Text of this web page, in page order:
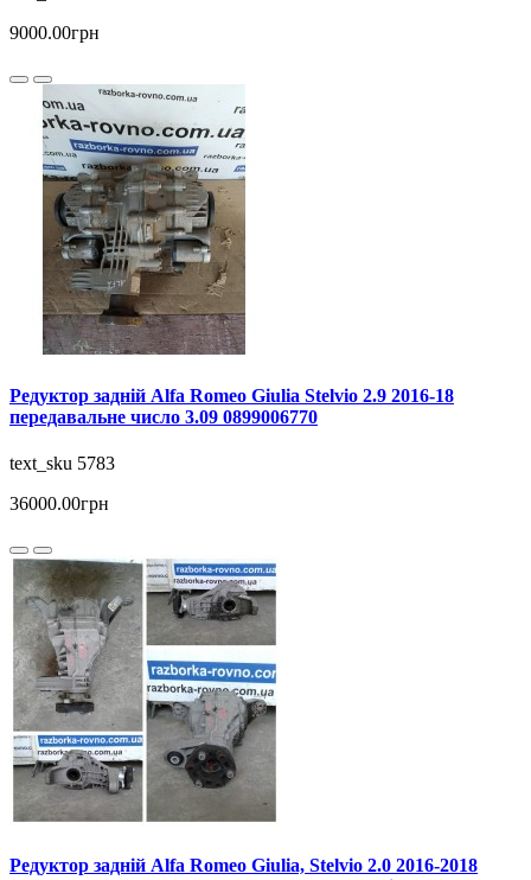
9000.00грн
Редуктор задній Alfa Romeo Giulia Stelvio 2.9 2016-18
передавальне число 3.09 0899006770
text_sku 5783
36000.00грн
Редуктор задній Alfa Romeo Giulia, Stelvio 2.0 2016-2018